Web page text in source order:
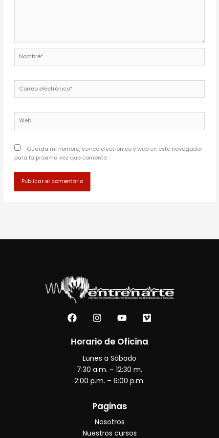
electrónico*
Guarda mi nombre, correo electrónico y web en este navegador
para la próxima vez que comente.
F
a
e
o
k
I
n
t
g
r
a
Y
o
t
b
e
V
i
e
Horario de Oficina
Lunes a Sábado
7:30 a.m. – 12:30 m.
2:00 p.m. – 6:00 p.m.
Paginas
Nosotros
Nuestros cursos